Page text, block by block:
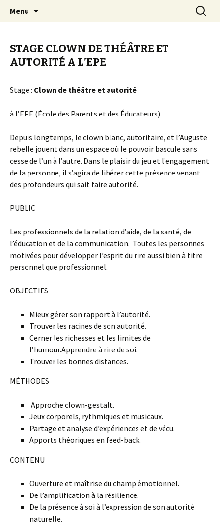
clowndesource
clown Ateliers stages Paris gestalt
Menu
STAGE CLOWN DE THÉÂTRE ET
AUTORITÉ A L’EPE
Stage : Clown de théâtre et autorité
à l’EPE (École des Parents et des Éducateurs)
Depuis longtemps, le clown blanc, autoritaire, et l’Auguste
rebelle jouent dans un espace où le pouvoir bascule sans
cesse de l’un à l’autre. Dans le plaisir du jeu et l’engagement
de la personne, il s’agira de libérer cette présence venant
des profondeurs qui sait faire autorité.
PUBLIC
Les professionnels de la relation d’aide, de la santé, de
l’éducation et de la communication. Toutes les personnes
motivées pour développer l’esprit du rire aussi bien à titre
personnel que professionnel.
OBJECTIFS
Mieux gérer son rapport à l’autorité.
Trouver les racines de son autorité.
Cerner les richesses et les limites de
l’humour.Apprendre à rire de soi.
Trouver les bonnes distances.
MÉTHODES
Approche clown-gestalt.
Jeux corporels, rythmiques et musicaux.
Partage et analyse d’expériences et de vécu.
Apports théoriques en feed-back.
CONTENU
Ouverture et maîtrise du champ émotionnel.
De l’amplification à la résilience.
De la présence à soi à l’expression de son autorité
naturelle.